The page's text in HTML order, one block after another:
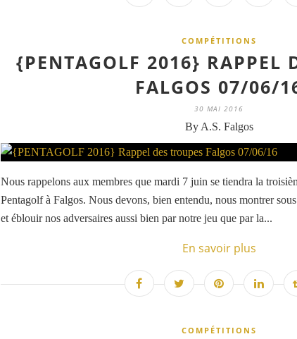
COMPÉTITIONS
{PENTAGOLF 2016} RAPPEL
FALGOS 07/06/
30 MAI 2016
By A.S. Falgos
Nous rappelons aux membres que mardi 7 juin se tiendra la
Pentagolf à Falgos. Nous devons, bien entendu, nous montrer
et éblouir nos adversaires aussi bien par notre jeu que par la...
En savoir plus
COMPÉTITIONS